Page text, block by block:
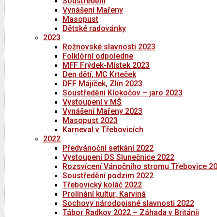
Vynášení Mařeny
Masopust
Dětské radovánky
2023
Rožnovské slavnosti 2023
Folklórní odpoledne
MFF Frýdek-Místek 2023
Den dětí, MC Krteček
DFF Májíček, Zlín 2023
Soustředění Klokočov – jaro 2023
Vystoupení v MŠ
Vynášení Mařeny 2023
Masopust 2023
Karneval v Třebovicích
2022
Předvánoční setkání 2022
Vystoupení DS Slunečnice 2022
Rozsvícení Vánočního stromu Třebovice
Soustředění podzim 2022
Třebovický koláč 2022
Prolínání kultur, Karviná
Sochovy národopisné slavnosti 2022
Tábor Radkov 2022 – Záhada v Británii